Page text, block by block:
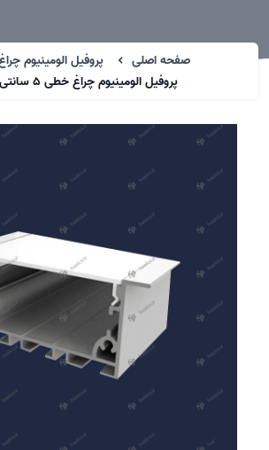
صفحه اصلی
پروفیل الومینیوم
پروفیل الومینیوم چراغ خطی 5 سانتی لبه دار